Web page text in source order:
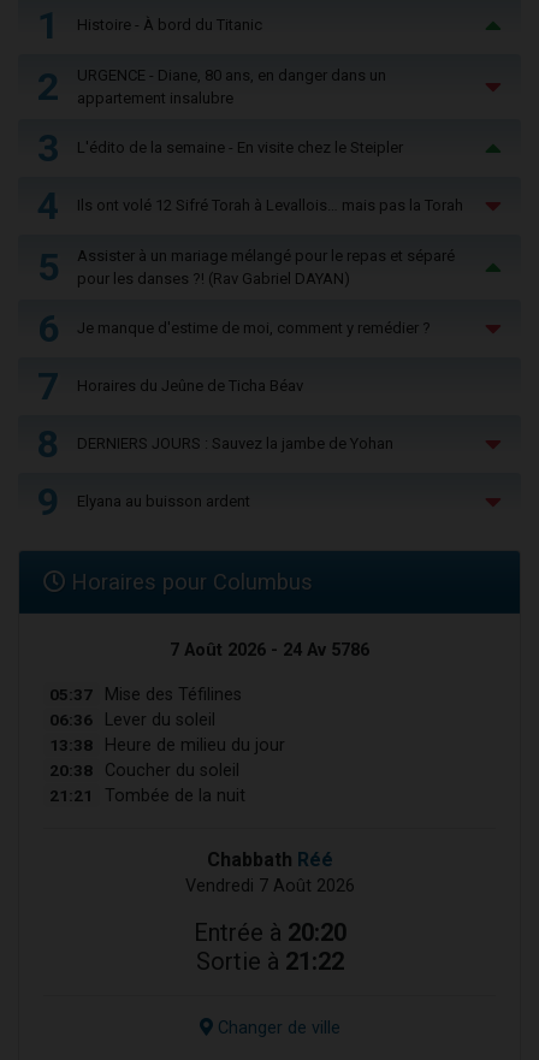
1 Histoire - À bord du Titanic
2
URGENCE - Diane, 80 ans, en danger dans un
appartement insalubre
3 L'édito de la semaine - En visite chez le Steipler
4 Ils ont volé 12 Sifré Torah à Levallois… mais pas la Torah
5
Assister à un mariage mélangé pour le repas et séparé
pour les danses ?! (Rav Gabriel DAYAN)
6 Je manque d'estime de moi, comment y remédier ?
7 Horaires du Jeûne de Ticha Béav
8 DERNIERS JOURS : Sauvez la jambe de Yohan
9 Elyana au buisson ardent
Horaires pour Columbus
7 Août 2026 - 24 Av 5786
05:37 Mise des Téfilines
06:36 Lever du soleil
13:38 Heure de milieu du jour
20:38 Coucher du soleil
21:21 Tombée de la nuit
Chabbath Réé
Vendredi 7 Août 2026
Entrée à 20:20
Sortie à 21:22
Changer de ville